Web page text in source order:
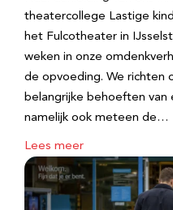
theatercollege Lastige
het Fulcotheater in
weken in onze
de opvoeding. We richten
belangrijke behoeften van
namelijk ook meteen de…
Lees meer